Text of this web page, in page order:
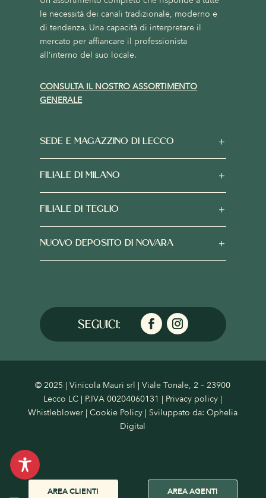
AREA CLIENTI AREA AGENTI
le necessità dei canali tradizionale, moderno e
di tendenza. Una capacità di interpretare il
mercato per affiancare il professionista
all’interno del suo locale.
CONSULTA IL NOSTRO ASSORTIMENTO
GENERALE
SEDE E MAGAZZINO DI LECCO
FILIALE DI MILANO
FILIALE DI TEGLIO
NUOVO DEPOSITO DI NOVARA
© 2025 | Vinicola Mauri srl | Viale Tonale, 2 – 23900
Lecco LC | P.IVA 00204060131 | Privacy policy |
Whistleblower |Cookie Policy | Sviluppato da:Ophelia
Digital